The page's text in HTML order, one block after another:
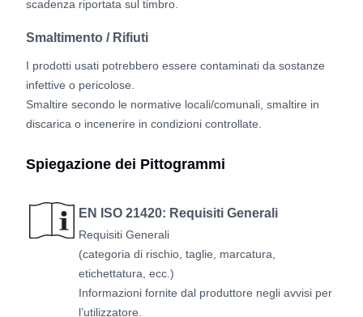
scadenza riportata sul timbro.
Smaltimento / Rifiuti
I prodotti usati potrebbero essere contaminati da sostanze
infettive o pericolose.
Smaltire secondo le normative locali/comunali, smaltire in
discarica o incenerire in condizioni controllate.
Spiegazione dei Pittogrammi
EN ISO 21420: Requisiti Generali
Requisiti Generali
(categoria di rischio, taglie, marcatura,
etichettatura, ecc.)
Informazioni fornite dal produttore negli avvisi per
l’utilizzatore.